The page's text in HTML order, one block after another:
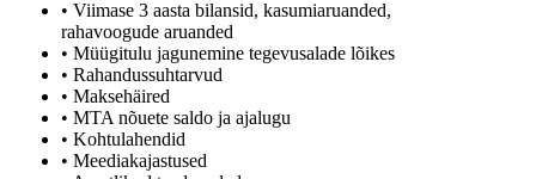
• Viimase 3 aasta bilansid, kasumiaruanded,
rahavoogude aruanded
• Müügitulu jagunemine tegevusalade lõikes
• Rahandussuhtarvud
• Maksehäired
• MTA nõuete saldo ja ajalugu
• Kohtulahendid
• Meediakajastused